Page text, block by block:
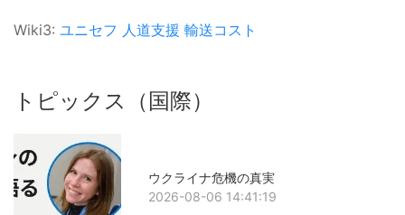
Wiki3: ユニセフ 人道支援 輸送コスト
トピックス（国際）
ウクライナ危機の真実
2026-08-06 14:41:19